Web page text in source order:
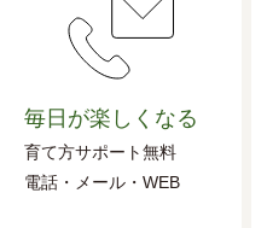
毎日が楽しくなる
育て方サポート無料
電話・メール・WEB